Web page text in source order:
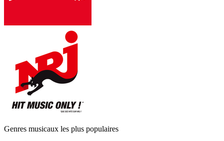
Genres musicaux les plus populaires